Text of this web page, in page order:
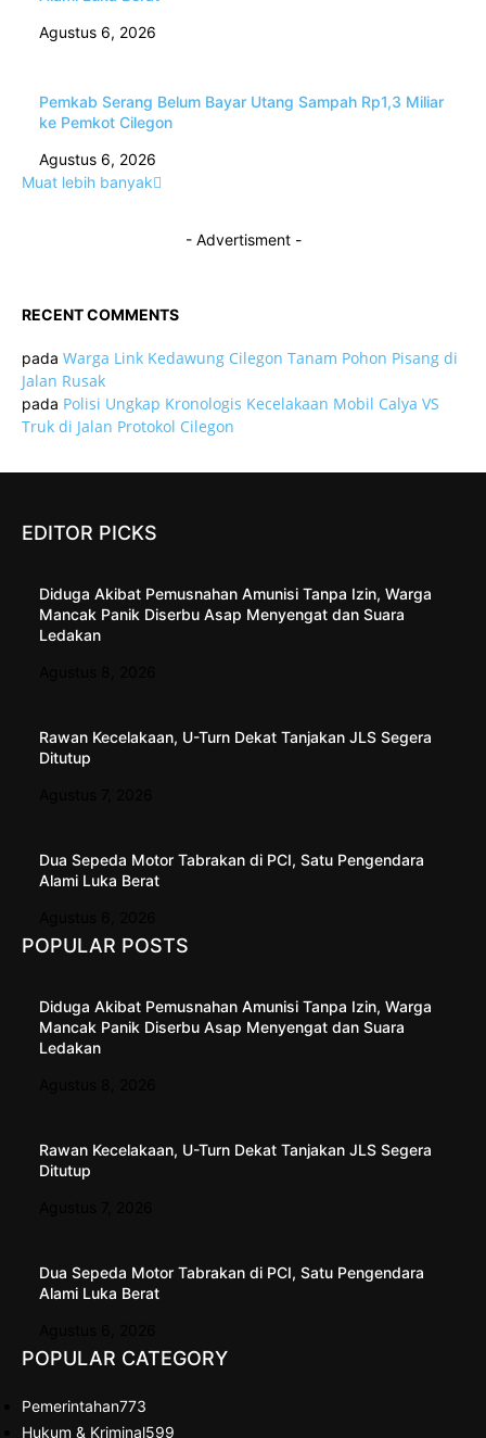
Agustus 6, 2026
Pemkab Serang Belum Bayar Utang Sampah Rp1,3 Miliar
ke Pemkot Cilegon
Agustus 6, 2026
Muat lebih banyak
- Advertisment -
RECENT COMMENTS
pada Warga Link Kedawung Cilegon Tanam Pohon Pisang di
Jalan Rusak
pada Polisi Ungkap Kronologis Kecelakaan Mobil Calya VS
Truk di Jalan Protokol Cilegon
EDITOR PICKS
Diduga Akibat Pemusnahan Amunisi Tanpa Izin, Warga
Mancak Panik Diserbu Asap Menyengat dan Suara
Ledakan
Rawan Kecelakaan, U-Turn Dekat Tanjakan JLS Segera
Ditutup
Dua Sepeda Motor Tabrakan di PCI, Satu Pengendara
Alami Luka Berat
POPULAR POSTS
Diduga Akibat Pemusnahan Amunisi Tanpa Izin, Warga
Mancak Panik Diserbu Asap Menyengat dan Suara
Ledakan
Rawan Kecelakaan, U-Turn Dekat Tanjakan JLS Segera
Ditutup
Dua Sepeda Motor Tabrakan di PCI, Satu Pengendara
Alami Luka Berat
POPULAR CATEGORY
Pemerintahan773
Hukum & Kriminal599